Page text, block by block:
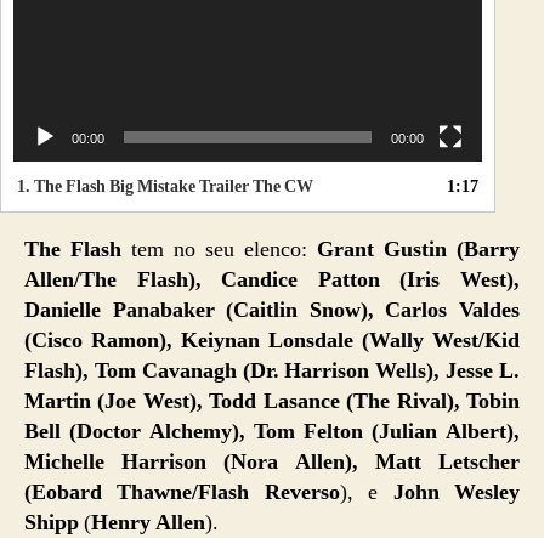
00:00 00:00
1. The Flash Big Mistake Trailer The CW 1:17
The Flash tem no seu elenco: Grant Gustin (Barry
Allen/The Flash), Candice Patton (Iris West),
Danielle Panabaker (Caitlin Snow), Carlos Valdes
(Cisco Ramon), Keiynan Lonsdale (Wally West/Kid
Flash), Tom Cavanagh (Dr. Harrison Wells), Jesse L.
Martin (Joe West), Todd Lasance (The Rival), Tobin
Bell (Doctor Alchemy), Tom Felton (Julian Albert),
Michelle Harrison (Nora Allen), Matt Letscher
(Eobard Thawne/Flash Reverso), e John Wesley
Shipp(Henry Allen).